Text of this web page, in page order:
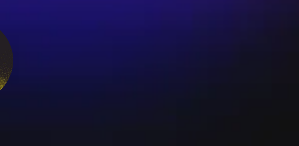
。 - 歐普思之友、學生 8 折（入場請出示有效證件）。 - 團體票（10 張以上）與 65
用卡付款；7-11 ibon、全家 FamiPort 則為現金付款並收取超商手續費 NT$30（每
付款）。 - 如需退換票或其他操作，請依主辦單位與售票系統規定辦理，主辦單位保